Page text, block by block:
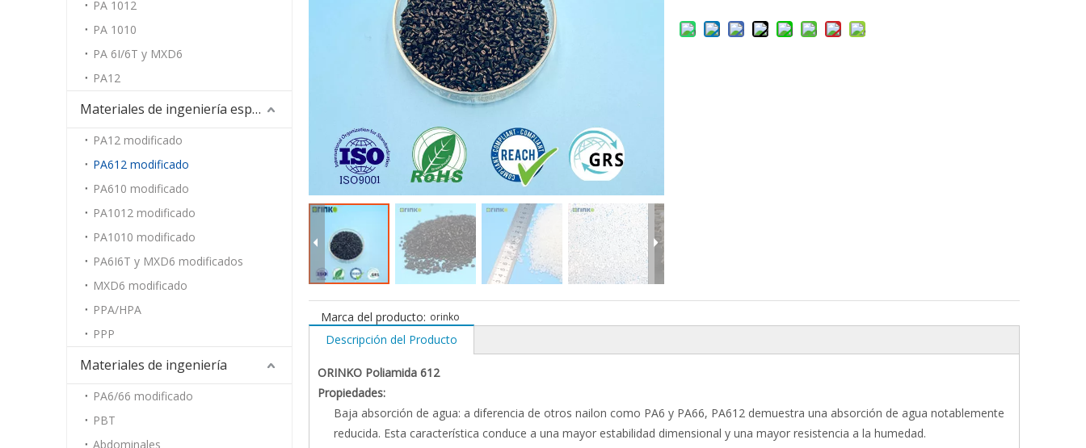
PA 1012
PA 1010
PA 6I/6T y MXD6
PA12
Materiales de ingeniería especiales
PA12 modificado
PA612 modificado
PA610 modificado
PA1012 modificado
PA1010 modificado
PA6I6T y MXD6 modificados
MXD6 modificado
PPA/HPA
PPP
Materiales de ingeniería
PA6/66 modificado
PBT
Abdominales
Marca del producto: orinko
Descripción del Producto
ORINKO Poliamida 612
Propiedades:
Baja absorción de agua: a diferencia de otros nailon como PA6 y PA66, PA612 demuestra una absorción de agua notablemente
reducida. Esta característica conduce a una mayor estabilidad dimensional y una mayor resistencia a la humedad.